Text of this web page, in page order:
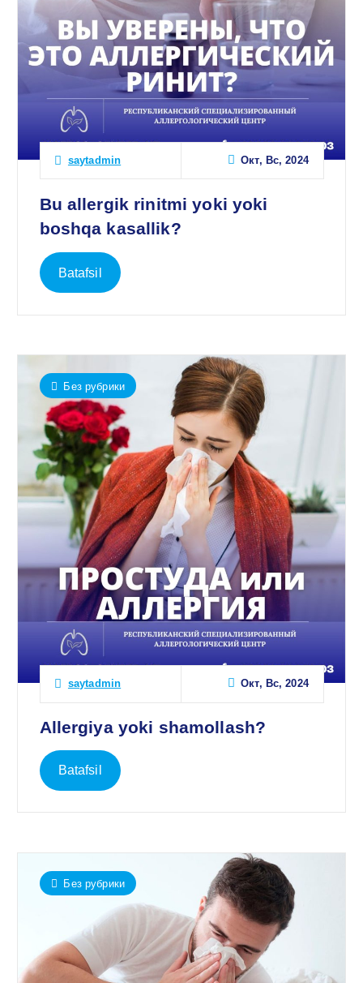
saytadmin Окт, Вс, 2024
Bu allergik rinitmi yoki yoki
boshqa kasallik?
Batafsil
saytadmin Окт, Вс, 2024
Без рубрики
Allergiya yoki shamollash?
Batafsil
Без рубрики